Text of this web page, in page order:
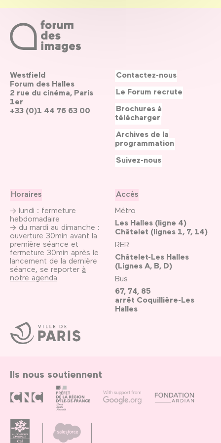
Ville
de
Paris
Westfield
Forum des Halles
2 rue du cinéma, Paris
1er
+33 (0)1 44 76 63 00
Horaires
→ lundi : fermeture
hebdomadaire
→ du mardi au dimanche :
ouverture 30min avant la
première séance et
fermeture 30min après le
lancement de la dernière
séance, se reporter à
notre agenda
Accès
Métro
Les Halles (ligne 4)
Châtelet (lignes 1, 7, 14)
RER
Châtelet-Les Halles
(Lignes A, B, D)
Bus
67, 74, 85
arrêt Coquillière-Les
Halles
Contactez-nous
Le Forum recrute
Brochures à
télécharger
Archives de la
programmation
Suivez-nous
Ils nous soutiennent